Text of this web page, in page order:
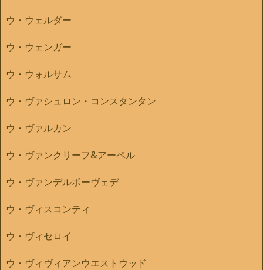
ウ・ウェルダー
ウ・ウェンガー
ウ・ウォルサム
ウ・ヴァシュロン・コンスタンタン
ウ・ヴァルカン
ウ・ヴァンクリーフ&アーペル
ウ・ヴァンデルボーヴェデ
ウ・ヴィスコンティ
ウ・ヴィセロイ
ウ・ヴィヴィアンウエストウッド